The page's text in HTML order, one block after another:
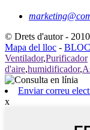
© Drets d'autor -
Mapa del lloc -
Ventilador,Purificador
d'aire,humidificador,
Enviar correu
x